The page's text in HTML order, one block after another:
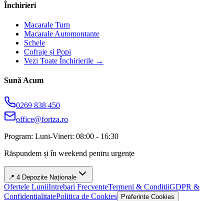
Închirieri
Macarale Turn
Macarale Automontante
Schele
Cofraje și Popi
Vezi Toate Închirierile →
Sună Acum
0269 838 450
office@fortza.ro
Program: Luni-Vineri: 08:00 - 16:30
Răspundem și în weekend pentru urgențe
📍 4 Depozite Naționale
Ofertele LuniiIntrebari FrecventeTermeni & ConditiiGDPR &
ConfidentialitatePolitica de Cookies Preferinte Cookies